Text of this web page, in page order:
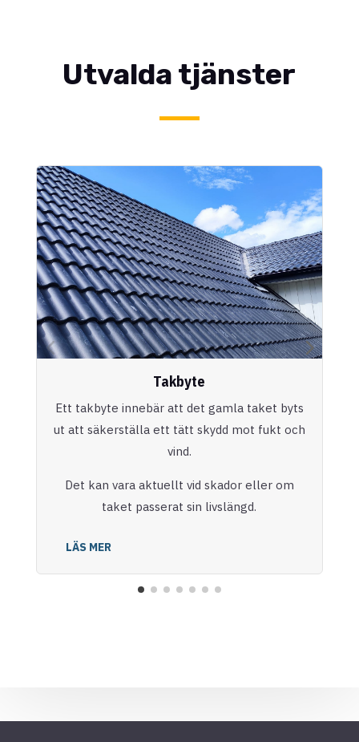
Utvalda tjänster
Takbyte
Ett takbyte innebär att det gamla taket byts
ut att säkerställa ett tätt skydd mot fukt och
vind.
Det kan vara aktuellt vid skador eller om
taket passerat sin livslängd.
LÄS MER